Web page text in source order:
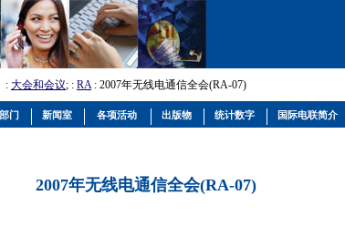
: 大会和会议; : RA: 2007年无线电通信全会(RA-07)
2007年无线电通信全会(RA-07)
门 新闻室 各项活动 出版物 统计数字 国际电联简介